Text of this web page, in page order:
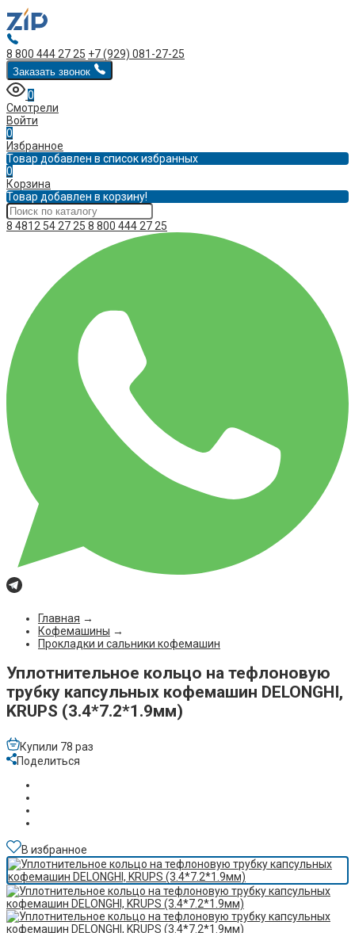
8 800 444 27 25 +7 (929) 081-27-25
Заказать звонок
0
Смотрели
Войти
0
Избранное
Товар добавлен в список избранных
0
Корзина
Товар добавлен в корзину!
8 4812 54 27 25 8 800 444 27 25
Главная →
Кофемашины →
Прокладки и сальники кофемашин
Уплотнительное кольцо на тефлоновую
трубку капсульных кофемашин DELONGHI,
KRUPS (3.4*7.2*1.9мм)
Купили 78 раз
Поделиться
В избранное